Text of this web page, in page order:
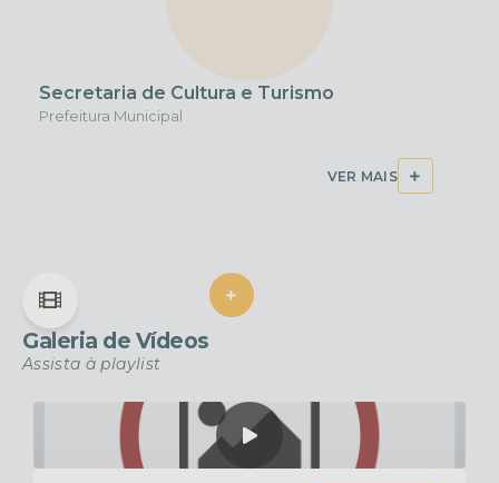
Secretaria de Cultura e Turismo
Prefeitura Municipal
VER MAIS
Galeria de Vídeos
Assista à playlist
VER MAIS